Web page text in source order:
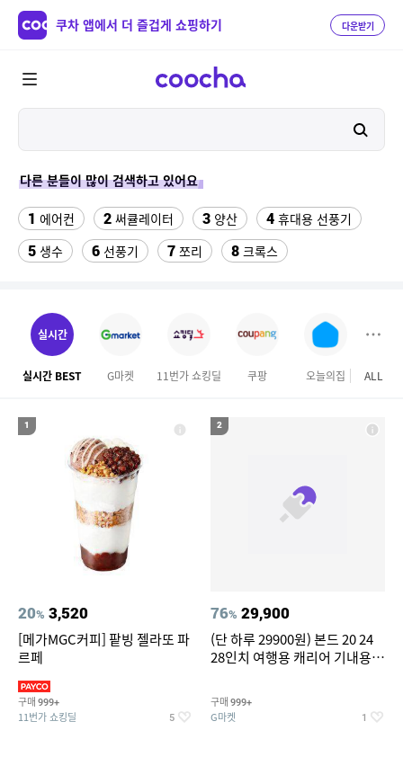
쿠차 앱에서 더 즐겁게 쇼핑하기 다운받기
다른 분들이 많이 검색하고 있어요
1 에어컨 2 써큘레이터 3 양산 4 휴대용 선풍기
5 생수 6 선풍기 7 쪼리 8 크록스
12 여자라인 댄스복
14 다이소C타입 to HDMI 미러링 케이블 대나무돗자리
16 포켓몬 카드 뱀부3겹대나무화장지 18 가디건
성인용세발자전거중고
ALL
실시간
실시간 BEST G마켓 11번가 쇼킹딜 쿠팡 오늘의집 GS
1
20% 3,520
[메가MGC커피] 팥빙 젤라또 파
르페
구매 999+
11번가 쇼킹딜 5
2
76% 29,900
(단 하루 29900원) 본드 20 24
28인치 여행용 캐리어 기내용
(20%쿠폰)
구매 999+
G마켓 1